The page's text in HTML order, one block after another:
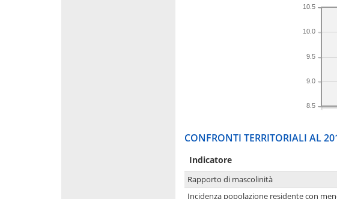
8.5
9.0
9.5
10.0
10.5
CONFRONTI TERRITORIALI AL
Indicatore
Rapporto di mascolinità
Incidenza popolazione residente con